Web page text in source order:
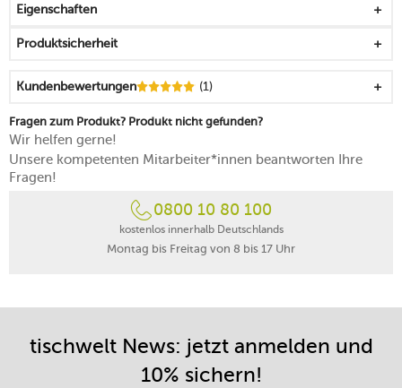
mit anderen Farben und Formen der Craft Kollektion
kombinierbar
Eigenschaften
Produktsicherheit
Kundenbewertungen (1)
Fragen zum Produkt? Produkt nicht gefunden?
Wir helfen gerne!
Unsere kompetenten Mitarbeiter*innen beantworten Ihre
Fragen!
0800 10 80 100
kostenlos innerhalb Deutschlands
Montag bis Freitag von 8 bis 17 Uhr
tischwelt News: jetzt anmelden und
10% sichern!